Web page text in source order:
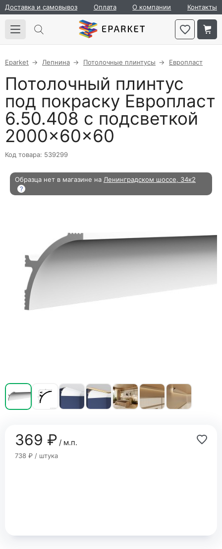
Доставка и самовывоз Оплата О компании Контакты
Eparket Лепнина Потолочные плинтусы Европласт
Потолочный плинтус
под покраску Европласт
6.50.408 с подсветкой
2000×60×60
Код товара: 539299
Образца нет в магазине на Ленинградском шоссе, 34к2
?
369 ₽/ м.п.
738 ₽ / штука